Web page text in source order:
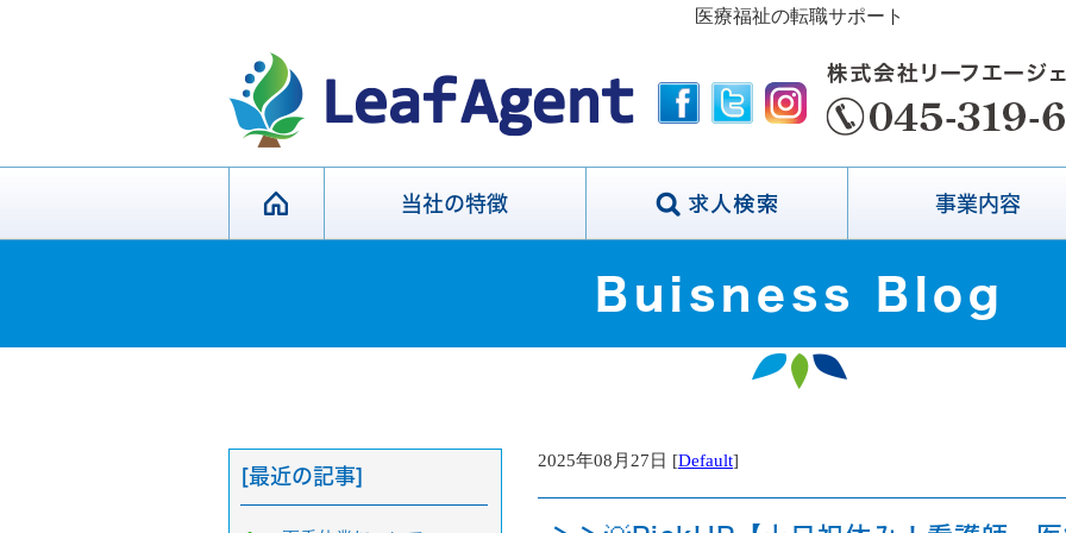
医療福祉の転職サポート
当社の特徴 事業内容
Buisness Blog
2025年08月27日 [Default]
[最近の記事]